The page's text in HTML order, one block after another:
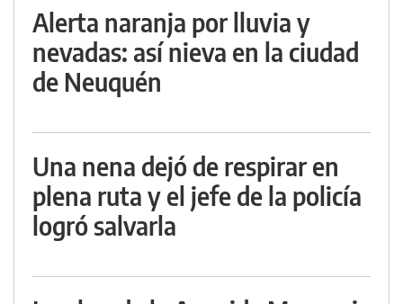
Alerta naranja por lluvia y
nevadas: así nieva en la ciudad
de Neuquén
Una nena dejó de respirar en
plena ruta y el jefe de la policía
logró salvarla